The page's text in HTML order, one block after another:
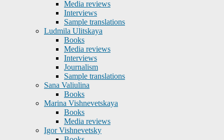
Media reviews
Interviews
Sample translations
Ludmila Ulitskaya
Books
Media reviews
Interviews
Journalism
Sample translations
Sana Valiulina
Books
Marina Vishnevetskaya
Books
Media reviews
Igor Vishnevetsky